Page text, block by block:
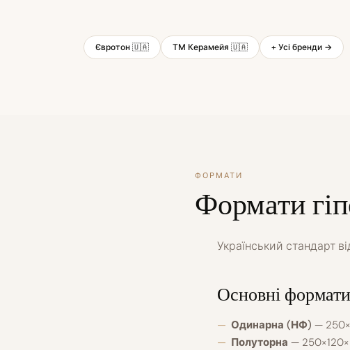
Євротон 🇺🇦 ТМ Керамейя 🇺🇦 + Усі бренди →
ФОРМАТИ
Формати
Український стандарт
Основні формати
Одинарна (НФ) —
Полуторна —